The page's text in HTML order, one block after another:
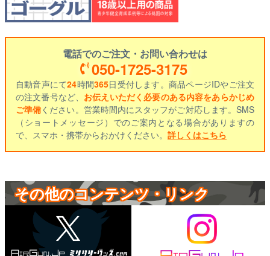
電話でのご注文・お問い合わせは
050-1725-3175
自動音声にて24時間365日受付します。商品ページIDやご注文
の注文番号など、 お伝えいただく必要のある内容をあらかじめ
ご準備ください。営業時間内にスタッフがご対応します。SMS
（ショートメッセージ）でのご案内となる場合がありますの
で、スマホ・携帯からおかけください。 詳しくはこちら
その他のコンテンツ・リンク